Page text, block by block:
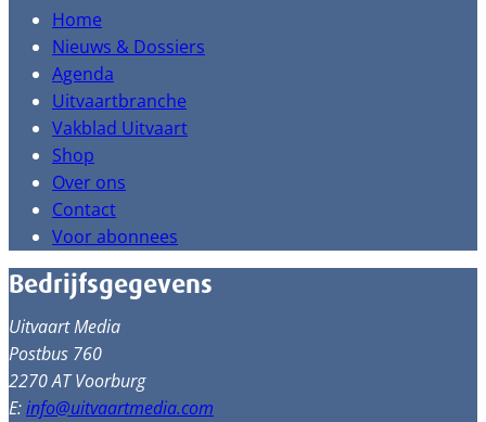
Home
Nieuws & Dossiers
Agenda
Uitvaartbranche
Vakblad Uitvaart
Shop
Over ons
Contact
Voor abonnees
Bedrijfsgegevens
Uitvaart Media
Postbus 760
2270 AT Voorburg
E:info@uitvaartmedia.com